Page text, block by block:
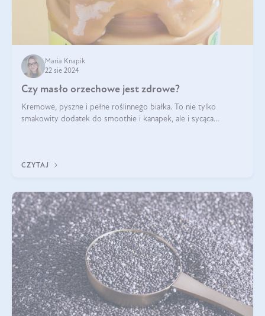
Maria Knapik
22 sie 2024
Czy masło orzechowe jest zdrowe?
Kremowe, pyszne i pełne roślinnego białka. To nie tylko
smakowity dodatek do smoothie i kanapek, ale i sycąca
CZYTAJ